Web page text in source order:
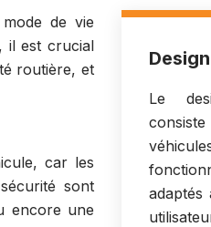
de vie
il est crucial
routière, et
car les
sont
encore une
Le
adaptés